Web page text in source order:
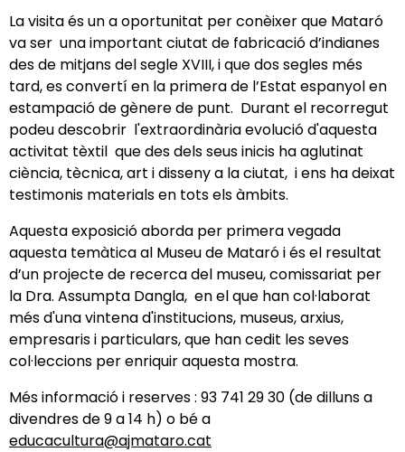
La visita és un a oportunitat per conèixer que Mataró
va ser una important ciutat de fabricació d’indianes
des de mitjans del segle XVIII, i que dos segles més
tard, es convertí en la primera de l’Estat espanyol en
estampació de gènere de punt. Durant el recorregut
podeu descobrir l'extraordinària evolució d'aquesta
activitat tèxtil que des dels seus inicis ha aglutinat
ciència, tècnica, art i disseny a la ciutat, i ens ha deixat
testimonis materials en tots els àmbits.
Aquesta exposició aborda per primera vegada
aquesta temàtica al Museu de Mataró i és el resultat
d’un projecte de recerca del museu, comissariat per
la Dra. Assumpta Dangla, en el que han col·laborat
més d'una vintena d'institucions, museus, arxius,
empresaris i particulars, que han cedit les seves
col·leccions per enriquir aquesta mostra.
Més informació i reserves : 93 741 29 30 (de dilluns a
divendres de 9 a 14 h) o bé a
educacultura@ajmataro.cat